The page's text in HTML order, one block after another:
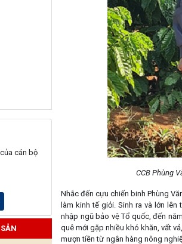
cán bộ
CCB Phùng
Nhắc đến cựu chiến binh Phùng
làm kinh tế giỏi. Sinh ra và lớn
nhập ngũ bảo vệ Tổ quốc, đến
quê mới gặp nhiều khó khăn, vất
mượn tiền từ ngân hàng nông